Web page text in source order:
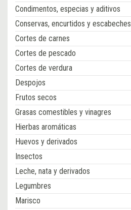
Condimentos, especias y aditivos
Conservas, encurtidos y escabeches
Cortes de carnes
Cortes de pescado
Cortes de verdura
Despojos
Frutos secos
Grasas comestibles y vinagres
Hierbas aromáticas
Huevos y derivados
Insectos
Leche, nata y derivados
Legumbres
Marisco